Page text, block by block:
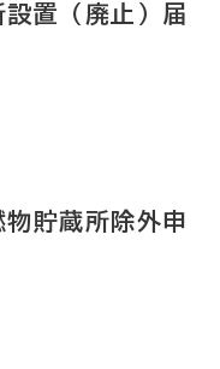
置（廃止）届
貯蔵所除外申